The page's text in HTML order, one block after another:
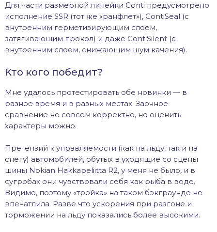
Для части размерной линейки Conti предусмотрено
исполнение SSR (тот же «ранфлет»), ContiSeal (с
внутренним герметизирующим слоем,
затягивающим прокол) и даже ContiSilent (с
внутренним слоем, снижающим шум качения).
Кто кого победит?
Мне удалось протестировать обе новинки — в
разное время и в разных местах. Заочное
сравнение не совсем корректно, но оценить
характеры можно.
Претензий к управляемости (как на льду, так и на
снегу) автомобилей, обутых в уходящие со сцены
шины Nokian Hakkapeliitta R2, у меня не было, и в
сугробах они чувствовали себя как рыба в воде.
Видимо, поэтому «тройка» на таком бэкграунде не
впечатлила. Разве что ускорения при разгоне и
торможении на льду показались более высокими.